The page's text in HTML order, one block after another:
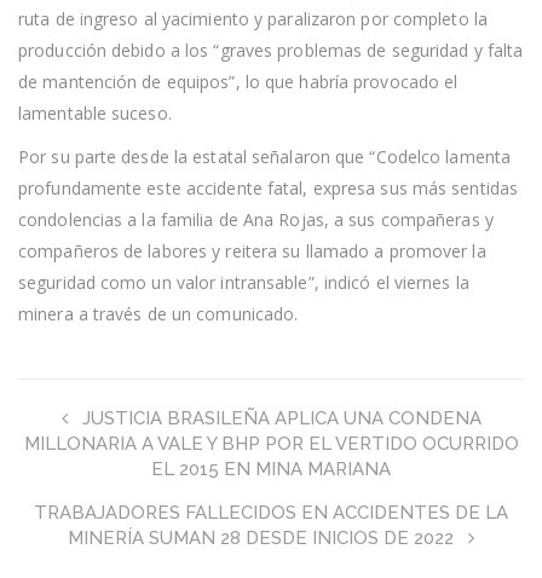
ruta de ingreso al yacimiento y paralizaron por completo la
producción debido a los “graves problemas de seguridad y falta
de mantención de equipos”, lo que habría provocado el
lamentable suceso.
Por su parte desde la estatal señalaron que “Codelco lamenta
profundamente este accidente fatal, expresa sus más sentidas
condolencias a la familia de Ana Rojas, a sus compañeras y
compañeros de labores y reitera su llamado a promover la
seguridad como un valor intransable”, indicó el viernes la
minera a través de un comunicado.
JUSTICIA BRASILEÑA APLICA UNA CONDENA
MILLONARIA A VALE Y BHP POR EL VERTIDO OCURRIDO
EL 2015 EN MINA MARIANA
TRABAJADORES FALLECIDOS EN ACCIDENTES DE LA
MINERÍA SUMAN 28 DESDE INICIOS DE 2022